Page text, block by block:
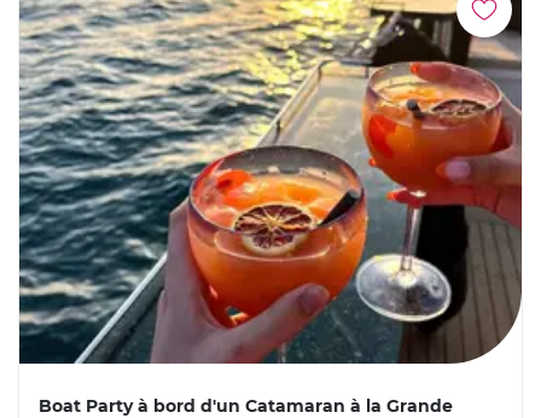
Boat Party à bord d'un Catamaran à la Grande